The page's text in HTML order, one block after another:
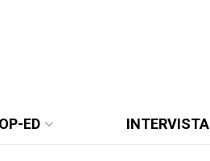
OP-ED INTERVISTA